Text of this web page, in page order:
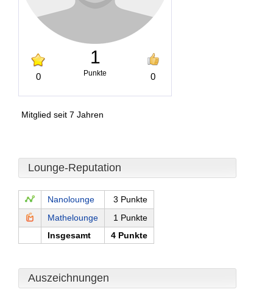
0
1
Punkte 0
Mitglied seit 7 Jahren
Lounge-Reputation
Nanolounge
3 Punkte
Mathelounge
1 Punkte
Insgesamt
4 Punkte
Auszeichnungen